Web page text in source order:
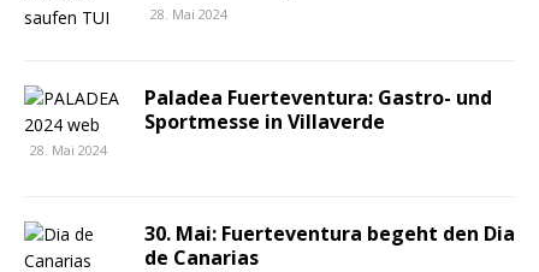
28. Mai 2024
Paladea Fuerteventura: Gastro- und
Sportmesse in Villaverde
28. Mai 2024
30. Mai: Fuerteventura begeht den Dia
de Canarias